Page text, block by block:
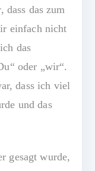
dass das zum
einfach nicht
das
oder „wir“.
dass ich viel
und das
gesagt wurde,